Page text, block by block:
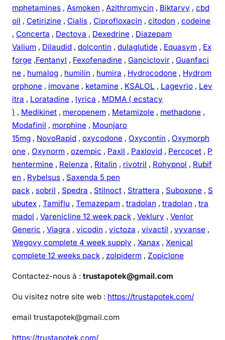
mphetamines , Asmoken , Azithromycin , Biktarvy , cbd
oil , Cetirizine , Cialis , Ciprofloxacin , citodon , codeine
, Concerta , Dectova , Dexedrine , Diazepam
Valium , Dilaudid , dolcontin , dulaglutide , Equasym , Ex
forge ,Fentanyl , Fexofenadine , Ganciclovir , Guanfaci
ne , humalog , humilin , humira , Hydrocodone , Hydrom
orphone , imovane , ketamine , KSALOL , Lagevrio , Lev
itra , Loratadine , lyrica , MDMA ( ecstacy
) , Medikinet , meropenem , Metamizole , methadone ,
Modafinil , morphine , Mounjaro
15mg , NovoRapid , oxycodone , Oxycontin , Oxymorph
one , Oxynorm , ozempic , Paxil , Paxlovid , Percocet , P
hentermine , Relenza , Ritalin , rivotril , Rohypnol , Rubif
en , Rybelsus , Saxenda 5 pen
pack , sobril , Spedra , Stilnoct , Strattera , Suboxone , S
ubutex , Tamiflu , Temazepam , tradolan , tradolan , tra
madol , Varenicline 12 week pack , Veklury , Venlor
Generic , Viagra , vicodin , victoza , vivactil , vyvanse ,
Wegovy complete 4 week supply , Xanax , Xenical
complete 12 weeks pack , zolpiderm , Zopiclone
Contactez-nous à : trustapotek@gmail.com
Ou visitez notre site web : https://trustapotek.com/
email trustapotek@gmail.com
https://trustapotek.com/